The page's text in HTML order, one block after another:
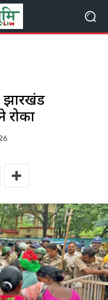
झारखंड
रोका